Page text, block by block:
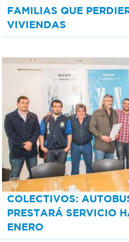
FAMILIAS QUE
VIVIENDAS
COLECTIVOS:
PRESTARÁ SERVICIO
ENERO